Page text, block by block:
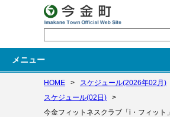
メニュー
HOME > スケジュール(2026年02月)
スケジュール(02日)
>
今金フィットネスクラブ「i・フィット」